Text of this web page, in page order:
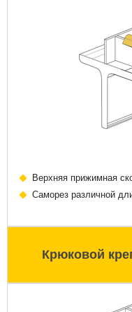
Верхняя прижимная
Саморез различной
Крюковой